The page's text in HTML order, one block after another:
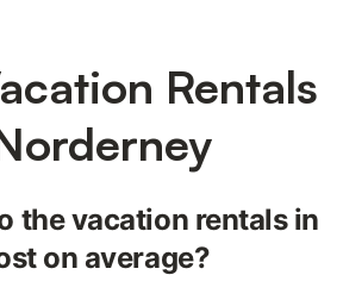
Rentals
the vacation rentals in
on average?